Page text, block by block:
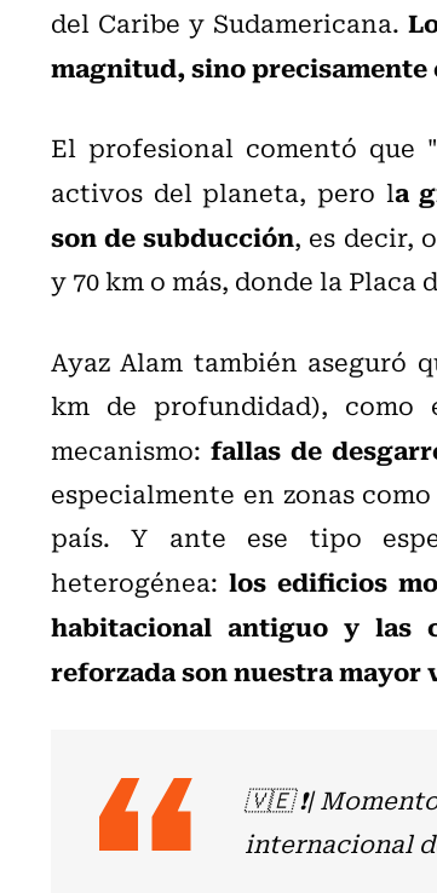
del Caribe y Sudamericana.
magnitud, sino precisamente
El profesional comentó que
activos del planeta, pero la
son de subducción, es decir,
y 70 km o más, donde la Placa
Ayaz Alam también aseguró
km de profundidad), como
mecanismo: fallas de
especialmente en zonas
país. Y ante ese tipo
heterogénea: los edificios
habitacional antiguo y las
reforzada son nuestra
🇻🇪 ❗️|
internacional